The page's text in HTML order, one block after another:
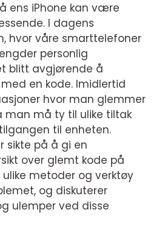
ens iPhone kan være
I dagens
hvor våre smarttelefoner
personlig
blitt avgjørende å
en kode. Imidlertid
hvor man glemmer
man må ty til ulike tiltak
til enheten.
sikte på å gi en
over glemt kode på
ulike metoder og verktøy
og diskuterer
ulemper ved disse